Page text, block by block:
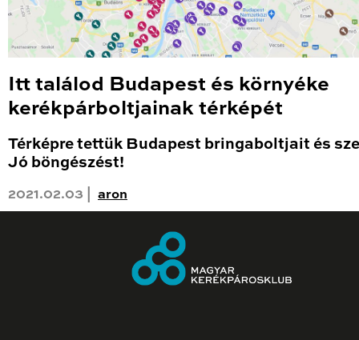
Itt találod Budapest és környéke
kerékpárboltjainak térképét
Térképre tettük Budapest bringaboltjait és
Jó böngészést!
2021.02.03 | aron